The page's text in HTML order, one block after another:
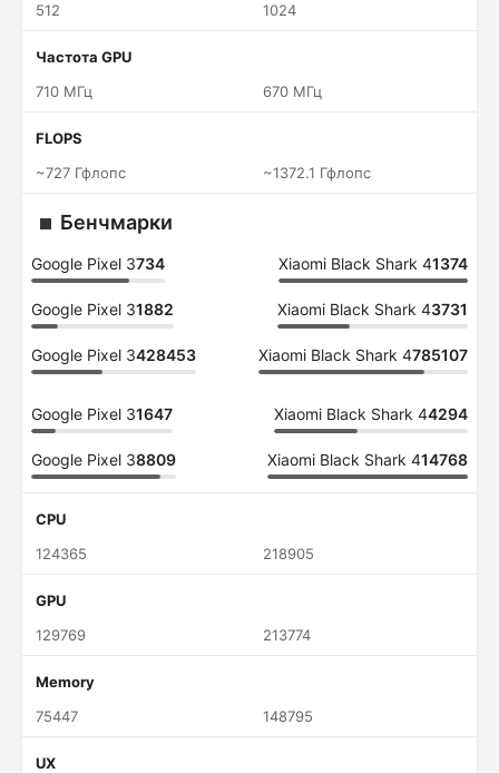
512
1024
Частота GPU
710 МГц
670 МГц
FLOPS
~727 Гфлопс
~1372.1 Гфлопс
Бенчмарки
Google Pixel 3734 Xiaomi Black Shark 41374
Google Pixel 31882 Xiaomi Black Shark 43731
Google Pixel 3428453 Xiaomi Black Shark 4785107
Google Pixel 31647 Xiaomi Black Shark 44294
Google Pixel 38809 Xiaomi Black Shark 414768
CPU
124365
218905
GPU
129769
213774
Memory
75447
148795
UX